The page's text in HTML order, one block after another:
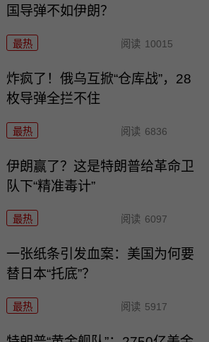
国导弹不如伊朗？
最热 阅读 10015
炸疯了！俄乌互掀“仓库战”，28
枚导弹全拦不住
最热 阅读 6836
伊朗赢了？这是特朗普给革命卫
队下“精准毒计”
最热 阅读 6097
一张纸条引发血案：美国为何要
替日本“托底”？
最热 阅读 5917